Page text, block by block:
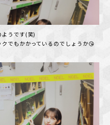
うです(笑)
でもかかっているのでしょうか😘